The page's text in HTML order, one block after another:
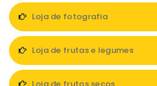
Loja de fotografia
Loja de frutas e legumes
Loja de frutos secos